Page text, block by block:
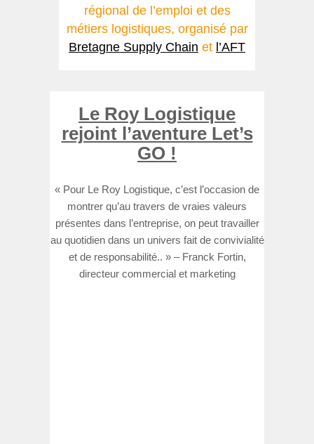
régional de l’emploi et des
métiers logistiques, organisé par
Bretagne Supply Chain et l’AFT
Le Roy Logistique
rejoint l’aventure Let’s
GO !
« Pour Le Roy Logistique, c’est l’occasion de
montrer qu’au travers de vraies valeurs
présentes dans l’entreprise, on peut travailler
au quotidien dans un univers fait de convivialité
et de responsabilité.. » – Franck Fortin,
directeur commercial et marketing